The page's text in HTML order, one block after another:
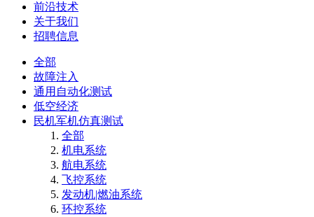
前沿技术
关于我们
招聘信息
全部
故障注入
通用自动化测试
低空经济
民机军机仿真测试
全部
机电系统
航电系统
飞控系统
发动机|燃油系统
环控系统